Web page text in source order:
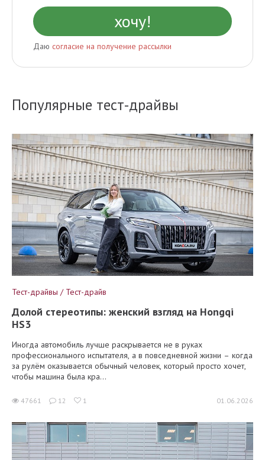
Даю согласие на получение рассылки
Популярные тест-драйвы
Тест-драйвы / Тест-драйв
Долой стереотипы: женский взгляд на Hongqi
HS3
Иногда автомобиль лучше раскрывается не в руках
профессионального испытателя, а в повседневной жизни – когда
за рулём оказывается обычный человек, который просто хочет,
чтобы машина была кра...
47661 12 1 01.06.2026